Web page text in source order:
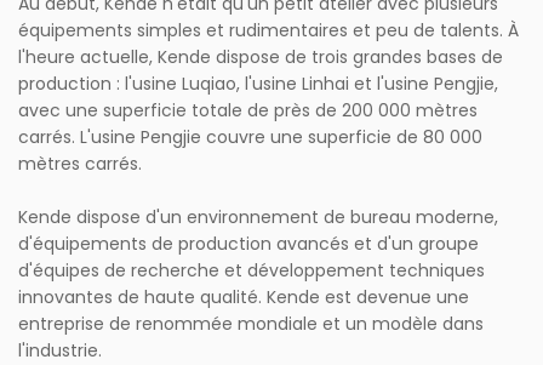
équipements simples et rudimentaires et peu de talents. À
l'heure actuelle, Kende dispose de trois grandes bases de
production : l'usine Luqiao, l'usine Linhai et l'usine Pengjie,
avec une superficie totale de près de 200 000 mètres
carrés. L'usine Pengjie couvre une superficie de 80 000
mètres carrés.
Kende dispose d'un environnement de bureau moderne,
d'équipements de production avancés et d'un groupe
d'équipes de recherche et développement techniques
innovantes de haute qualité. Kende est devenue une
entreprise de renommée mondiale et un modèle dans
l'industrie.